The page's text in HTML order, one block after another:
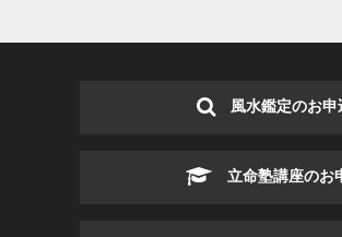
風水鑑定のお申
立命塾講座のお